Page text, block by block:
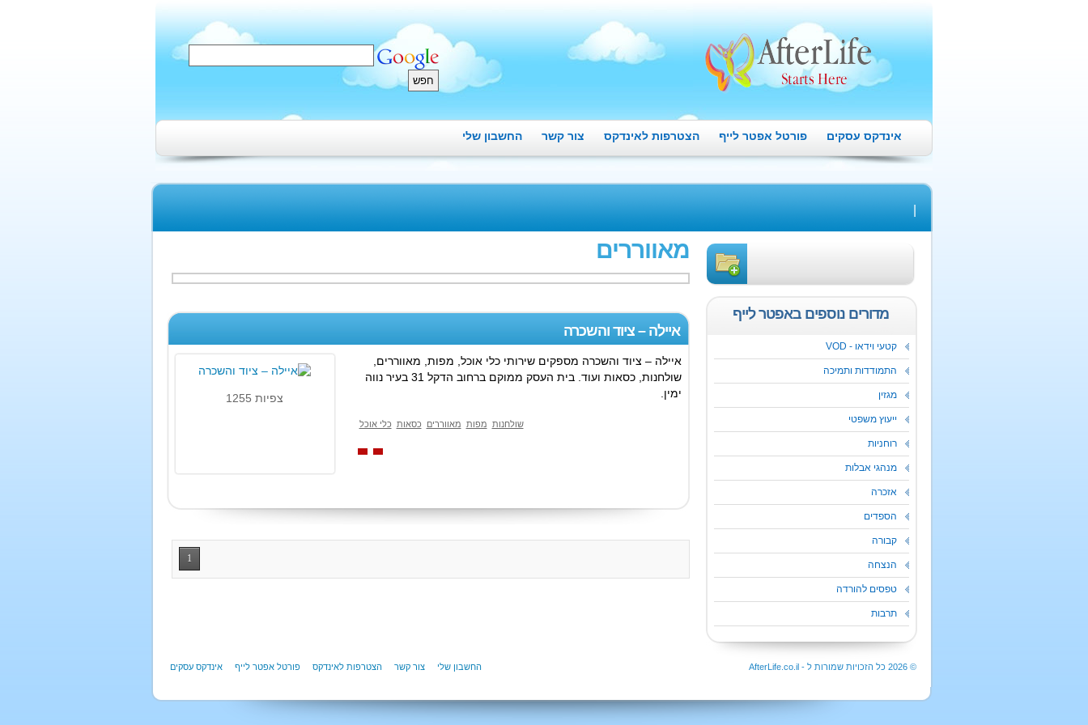
אינדקס עסקים פורטל אפטר לייף הצטרפות לאינדקס צור קשר החשבון שלי
מאווררים
איילה – ציוד והשכרה
צפיות 1255
איילה – ציוד והשכרה מספקים שירותי כלי אוכל, מפות, מאווררים,
שולחנות, כסאות ועוד. בית העסק ממוקם ברחוב הדקל 31 בעיר נווה
ימין.
כלי אוכל כסאות מאווררים מפות שולחנות
1
מדורים נוספים באפטר לייף
קטעי וידאו - VOD
התמודדות ותמיכה
מגזין
ייעוץ משפטי
רוחניות
מנהגי אבלות
אזכרה
הספדים
קבורה
הנצחה
טפסים להורדה
תרבות
אינדקס עסקים פורטל אפטר לייף הצטרפות לאינדקס צור קשר החשבון שלי © 2026 כל הזכויות שמורות ל - AfterLife.co.il